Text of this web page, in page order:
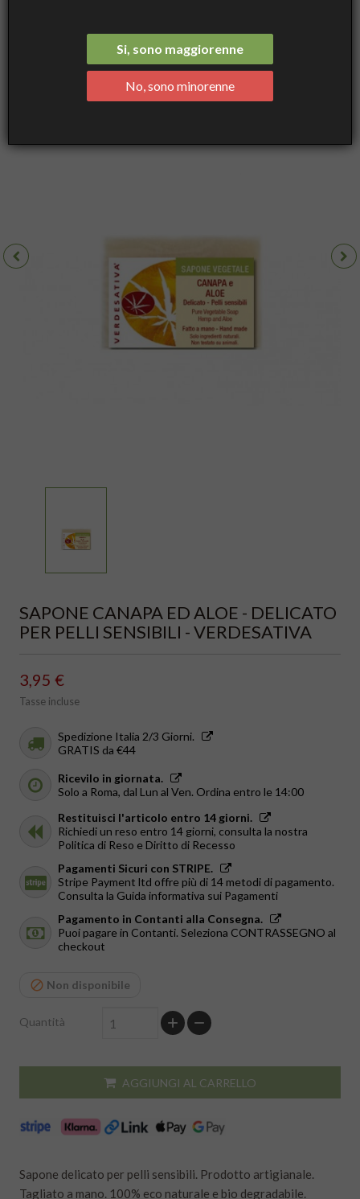
SAPONE CANAPA ED ALOE - DELICATO
PER PELLI SENSIBILI - VERDESATIVA
3,95 €
Tasse incluse
Spedizione Italia 2/3 Giorni.
GRATIS da €44
Ricevilo in giornata.
Solo a Roma, dal Lun al Ven. Ordina entro le 14:00
Restituisci l'articolo entro 14 giorni.
Richiedi un reso entro 14 giorni, consulta la nostra
Politica di Reso e Diritto di Recesso
Pagamenti Sicuri con STRIPE.
Stripe Payment ltd offre più di 14 metodi di pagamento.
Consulta la Guida informativa sui Pagamenti
Pagamento in Contanti alla Consegna.
Puoi pagare in Contanti. Seleziona CONTRASSEGNO al
checkout
Non disponibile
Quantità
AGGIUNGI AL CARRELLO
Sapone delicato per pelli sensibili. Prodotto artigianale.
Tagliato a mano. 100% eco naturale e bio degradabile.
Si, sono maggiorenne
No, sono minorenne